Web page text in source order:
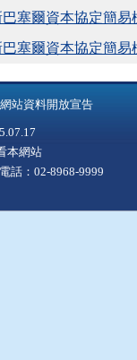
塞爾資本協定簡
塞爾資本協定簡
網站資料開放宣告
本網站
話：02-8968-9999